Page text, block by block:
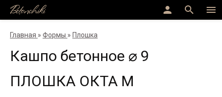
menu
search
person
Betonchiki
Главная » Формы » Плошка
Кашпо бетонное ⌀ 9
ПЛОШКА ОКТА M